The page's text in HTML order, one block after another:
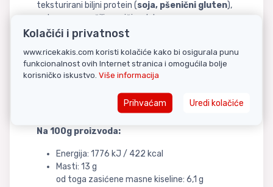
teksturirani biljni protein (soja, pšenični gluten),
mrkva, crvena čili papričica, luk.
Može sadržavati tragove:
ribe, kikirikija, mlijeka, celera, senfa, sezamai
mekušaca.
Nutritivne informacije
Na 100g proizvoda:
Energija: 1776 kJ / 422 kcal
Masti: 13 g
od toga zasićene masne kiseline: 6,1 g
Kolačići i privatnost
www.ricekakis.com koristi kolačiće kako bi osigurala punu
funkcionalnost ovih Internet stranica i omogućila bolje
korisničko iskustvo. Više informacija
Prihvaćam Uredi kolačiće